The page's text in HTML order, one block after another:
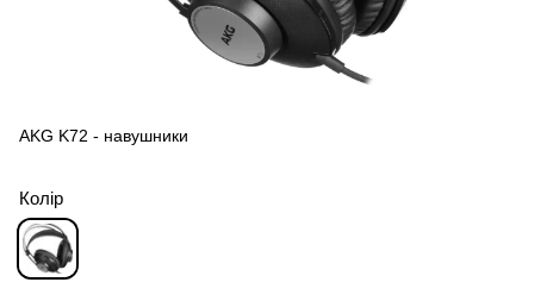
AKG K72 - навушники
Колір